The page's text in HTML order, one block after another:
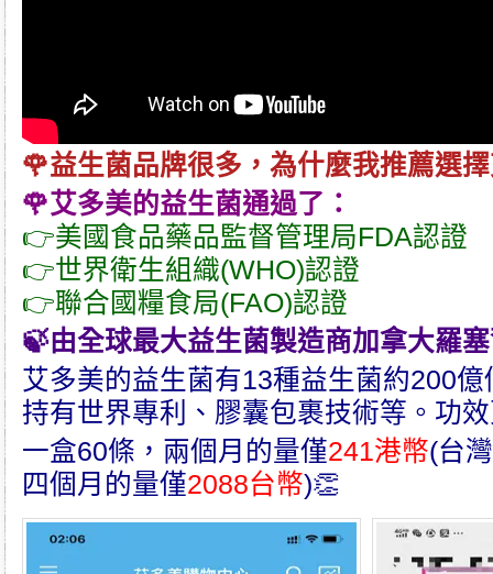
🌹益生菌品牌很多，為什麼我推薦選擇
🌹艾多美的益生菌通過了：
👉美國食品藥品監督管理局FDA認證
👉世界衛生組織(WHO)認證
👉聯合國糧食局(FAO)認證
🍃由全球最大益生菌製造商加拿大羅
艾多美的益生菌有13種益生菌約200億
持有世界專利、膠囊包裹技術等。功
一盒60條，兩個月的量僅241港幣(台
四個月的量僅2088台幣)👏